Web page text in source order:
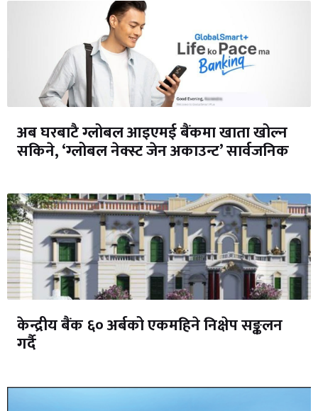
अब घरबाटै ग्लोबल आइएमई बैंकमा खाता खोल्न
सकिने, ‘ग्लोबल नेक्स्ट जेन अकाउन्ट’ सार्वजनिक
केन्द्रीय बैंक ६० अर्बको एकमहिने निक्षेप सङ्कलन
गर्दै